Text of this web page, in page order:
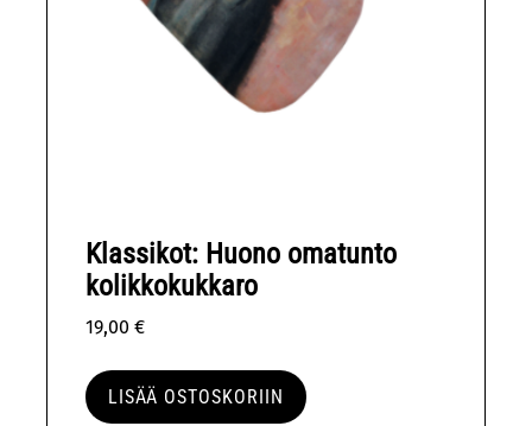
Klassikot: Huono omatunto
kolikkokukkaro
19,00 €
LISÄÄ OSTOSKORIIN